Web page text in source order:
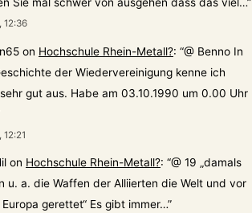
12:36
on Hochschule Rhein-Metall?: “@ Benno In
der Wiedervereinigung kenne ich
gut aus. Habe am 03.10.1990 um 0.00 Uhr
12:21
on Hochschule Rhein-Metall?: “@ 19 „damals
u. a. die Waffen der Alliierten die Welt und vor
gerettet“ Es gibt immer…”